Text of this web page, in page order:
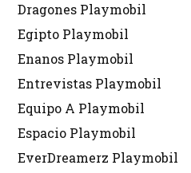
Dragones Playmobil
Egipto Playmobil
Enanos Playmobil
Entrevistas Playmobil
Equipo A Playmobil
Espacio Playmobil
EverDreamerz Playmobil